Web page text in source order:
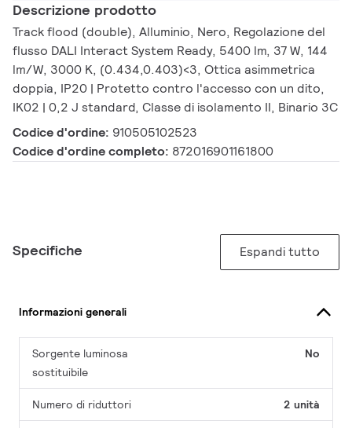
Descrizione prodotto
Track flood (double), Alluminio, Nero, Regolazione del
flusso DALI Interact System Ready, 5400 lm, 37 W, 144
lm/W, 3000 K, (0.434,0.403)<3, Ottica asimmetrica
doppia, IP20 | Protetto contro l'accesso con un dito,
IK02 | 0,2 J standard, Classe di isolamento II, Binario 3C
Codice d'ordine: 910505102523
Codice d'ordine completo: 872016901161800
Specifiche Espandi tutto
Informazioni generali
Sorgente luminosa
sostituibile
No
Numero di riduttori 2 unità